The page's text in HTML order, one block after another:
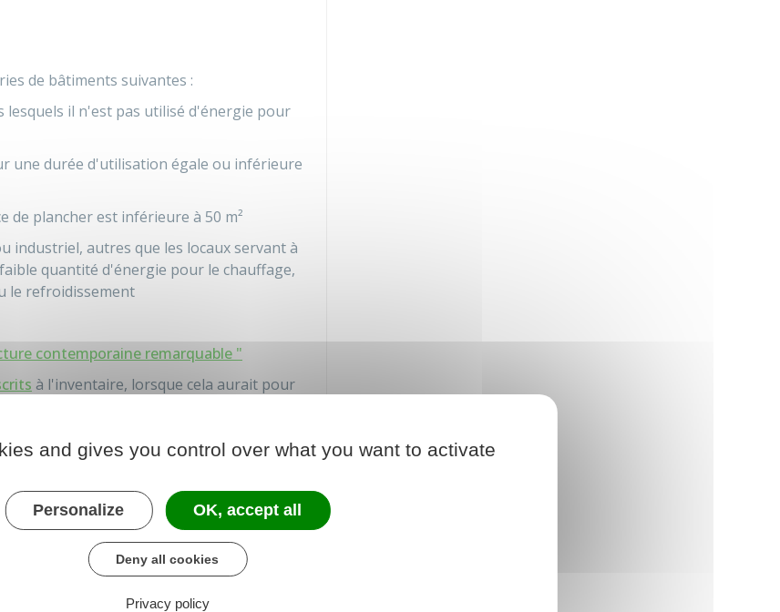
de bâtiments suivantes :
il n'est pas utilisé d'énergie pour
une durée d'utilisation égale ou inférieure
de plancher est inférieure à 50 m²
industriel, autres que les locaux servant à
quantité d'énergie pour le chauffage,
le refroidissement
contemporaine remarquable "
à l'inventaire, lorsque cela aurait pour
de manière inacceptable.
bâtiments est-elle
est soumis le bâtiment :
and gives you control over what you want to activate
Personalize OK, accept all
Deny all cookies
Privacy policy